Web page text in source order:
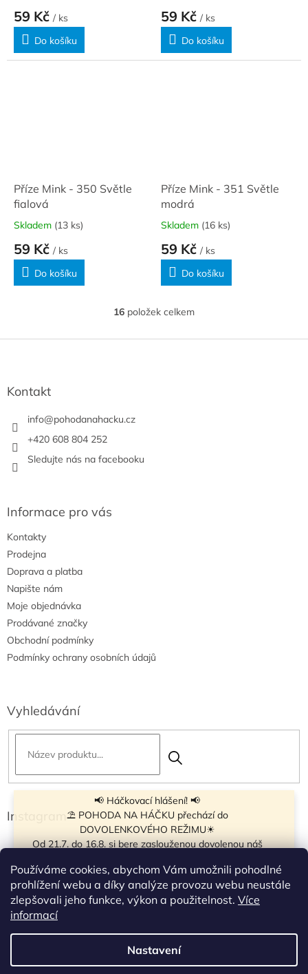
Používáme cookies, abychom Vám umožnili pohodlné
prohlížení webu a díky analýze provozu webu neustále
zlepšovali jeho funkce, výkon a použitelnost. Více
informací
Nastavení
📢 Háčkovací hlášení! 📢
⛱ POHODA NA HÁČKU přechází do
DOVOLENKOVÉHO REŽIMU☀
Od 21.7. do 16.8. si bere zaslouženou dovolenou náš
krátkou pauzu.
Objednávky přijímáme dál - klubíčka, která máme
vyrobená, odešleme bez zdržení. U ostatních se doba
☀
Od 7.8. do 14.8. si dovolenou bude užívat obchůdek v
59 Kč / ks
Do košíku
59 Kč / ks
Do košíku
Příze Mink - 350 Světle
fialová
Skladem (13 ks)
59 Kč / ks
Do košíku
Příze Mink - 351 Světle
modrá
Skladem (16 ks)
59 Kč / ks
Do košíku
O
l
16 položek celkem
Z
Kontakt
info@pohodanahacku.cz
+420 608 804 252
Sledujte nás na facebooku
Informace pro vás
Kontakty
Prodejna
Doprava a platba
Napište nám
Moje objednávka
Prodávané značky
Obchodní podmínky
Podmínky ochrany osobních údajů
Vyhledávání
Instagram
Sledovat na Instagramu
Vytvořil Shoptet